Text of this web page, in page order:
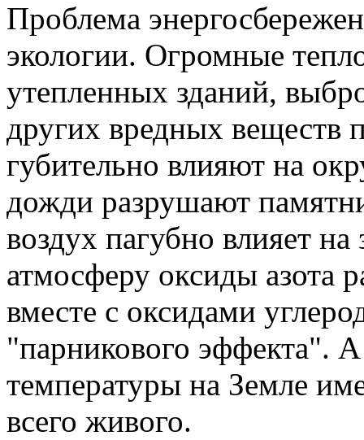
Проблема
экологии. Огромные
утепленных зданий,
других вредных веществ
губительно влияют на
дожди разрушают
воздух пагубно влияет
атмосферу оксиды азота
вместе с оксидами
"парникового эффекта".
температуры на Земле
всего живого.